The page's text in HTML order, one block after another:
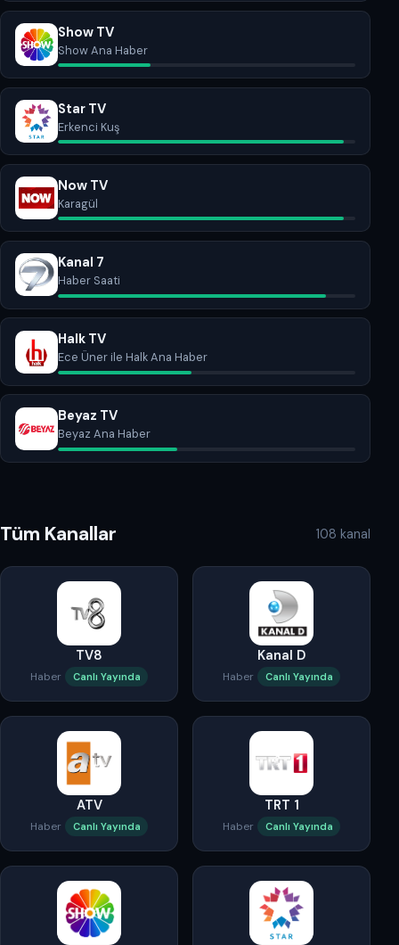
Show TV
Show Ana Haber
Star TV
Erkenci Kuş
Now TV
Karagül
Kanal 7
Haber Saati
Halk TV
Ece Üner ile Halk Ana Haber
Beyaz TV
Beyaz Ana Haber
Tüm Kanallar 108 kanal
TV8
Haber Canlı Yayında
Kanal D
Haber Canlı Yayında
ATV
Haber Canlı Yayında
TRT 1
Haber Canlı Yayında